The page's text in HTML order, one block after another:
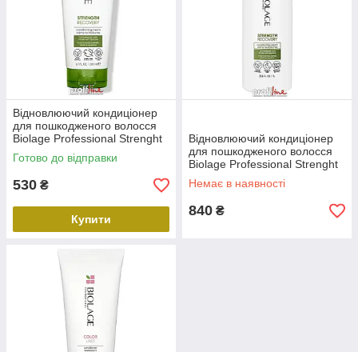
Відновлюючий кондиціонер
для пошкодженого волосся
Biolage Professional Strenght
Recovery Conditioner, 200 мл
Готово до відправки
530 ₴
Купити
Відновлюючий кондиціонер
для пошкодженого волосся
Biolage Professional Strenght
Recovery Conditioner, 1000
мл
Немає в наявності
840 ₴